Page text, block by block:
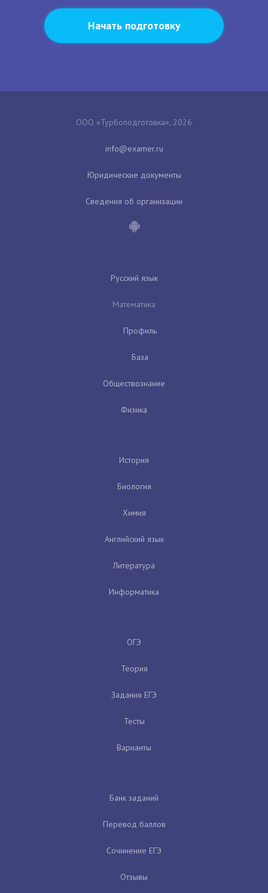
Начать подготовку
ООО «Турбоподготовка», 2026
Юридические документы
Сведения об организации
Русский язык
Математика
Профиль
База
Обществознание
Физика
История
Биология
Химия
Английский язык
Литература
Информатика
ОГЭ
Теория
Задания ЕГЭ
Тесты
Варианты
Банк заданий
Перевод баллов
Сочинение ЕГЭ
Отзывы